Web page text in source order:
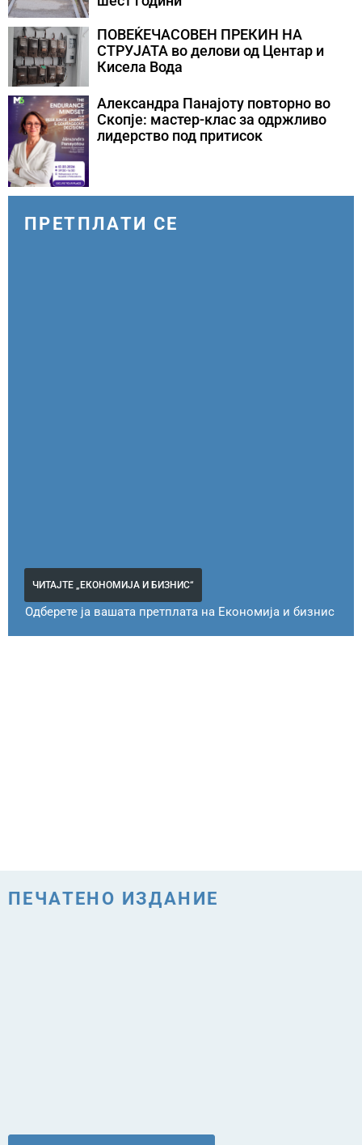
ПОВЕЌЕЧАСОВЕН ПРЕКИН НА
СТРУЈАТА во делови од Центар и
Кисела Вода
Александра Панајоту повторно во
Скопје: мастер-клас за одржливо
лидерство под притисок
ПРЕТПЛАТИ СЕ
ЧИТАЈТЕ „ЕКОНОМИЈА И БИЗНИС“
Одберете ја вашата претплата на Економија и бизнис
ПЕЧАТЕНО ИЗДАНИЕ